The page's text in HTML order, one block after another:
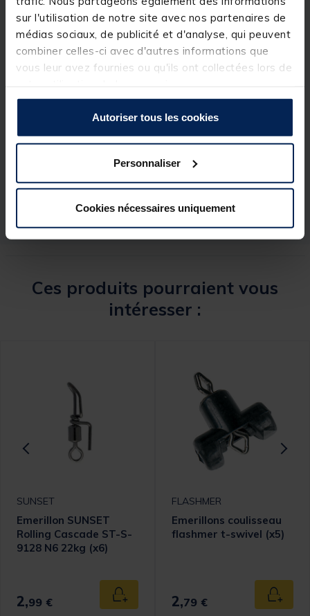
sur l'utilisation de notre site avec nos partenaires de
médias sociaux, de publicité et d'analyse, qui peuvent
combiner celles-ci avec d'autres informations que
vous leur avez fournies ou qu'ils ont collectées lors de
Autoriser tous les cookies
Personnaliser
Cookies nécessaires uniquement
Détails
Spécifications
157100-1
Marque
SUNSET
Ces produits pourraient vous
intéresser :
panier
SUNSET
Emerillon SUNSET
Rolling Cascade ST-S-
9128 N6 22kg (x6)
2,99 € Ajouter au panier
FLASHMER
Emerillons coulisseau
flashmer t-swivel (x5)
2,79 €